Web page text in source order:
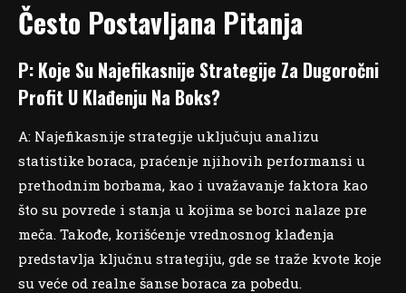
Često Postavljana Pitanja
P: Koje Su Najefikasnije Strategije Za Dugoročni
Profit U Klađenju Na Boks?
A: Najefikasnije strategije uključuju analizu
statistike boraca, praćenje njihovih performansi u
prethodnim borbama, kao i uvažavanje faktora kao
što su povrede i stanja u kojima se borci nalaze pre
meča. Takođe, korišćenje vrednosnog klađenja
predstavlja ključnu strategiju, gde se traže kvote koje
su veće od realne šanse boraca za pobedu.